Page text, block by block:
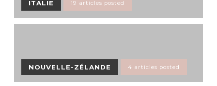
ITALIE 19 articles posted
NOUVELLE-ZÉLANDE 4 articles posted